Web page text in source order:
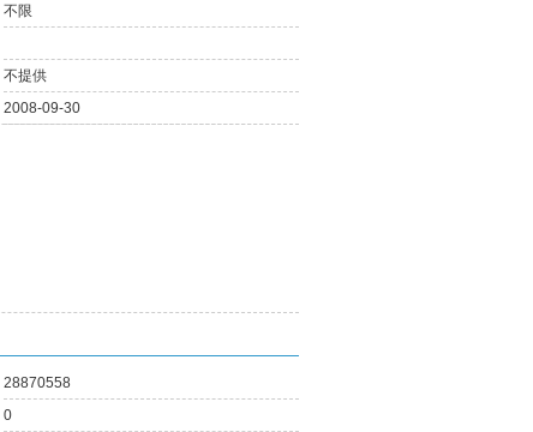
正對有關兩工種最低....
11-02
澳總體失業率維持1.....
經濟復甦消費增 內需....
01-31
不限
不提供
2008-09-30
28870558
0